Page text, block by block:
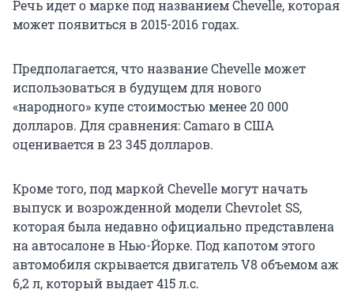
Речь идет о марке под названием Chevelle, которая
может появиться в 2015-2016 годах.
Предполагается, что название Chevelle может
использоваться в будущем для нового
«народного» купе стоимостью менее 20 000
долларов. Для сравнения: Camaro в США
оценивается в 23 345 долларов.
Кроме того, под маркой Chevelle могут начать
выпуск и возрожденной модели Chevrolet SS,
которая была недавно официально представлена
на автосалоне в Нью-Йорке. Под капотом этого
автомобиля скрывается двигатель V8 объемом аж
6,2 л, который выдает 415 л.с.